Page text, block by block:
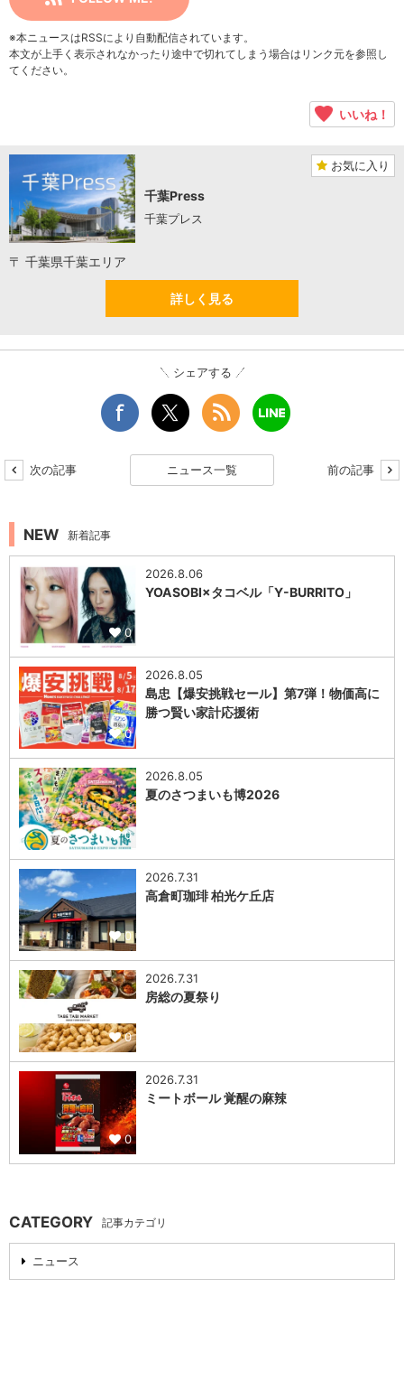
※本ニュースはRSSにより自動配信されています。
本文が上手く表示されなかったり途中で切れてしまう場合はリンク元を参照し
てください。
いいね！
お気に入り
千葉Press
千葉プレス
〒 千葉県千葉エリア
詳しく見る
シェアする
次の記事 ニュース一覧 前の記事
NEW 新着記事
0
2026.8.06
YOASOBI×タコベル「Y-BURRITO」
0
2026.8.05
島忠【爆安挑戦セール】第7弾！物価高に
勝つ賢い家計応援術
0
2026.8.05
夏のさつまいも博2026
0
2026.7.31
高倉町珈琲 柏光ケ丘店
0
2026.7.31
房総の夏祭り
0
2026.7.31
ミートボール 覚醒の麻辣
CATEGORY 記事カテゴリ
ニュース